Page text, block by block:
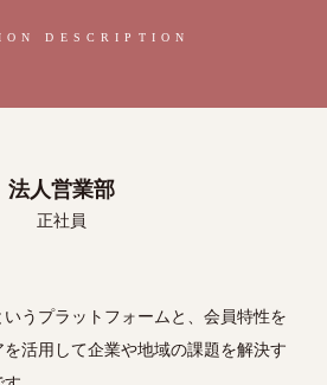
DESCRIPTION
法人営業部
正社員
うプラットフォームと、会員特性を
活用して企業や地域の課題を解決す